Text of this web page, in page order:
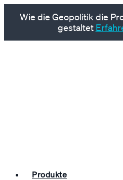
Wie die Geopolitik die
gestaltet
Produkte